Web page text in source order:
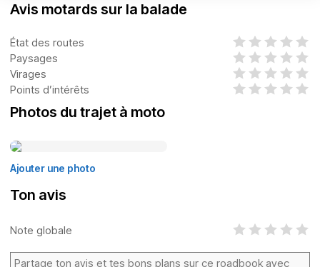
Avis motards sur la balade
État des routes
Paysages
Virages
Points d’intérêts
Photos du trajet à moto
Ajouter une photo
Ton avis
Note globale